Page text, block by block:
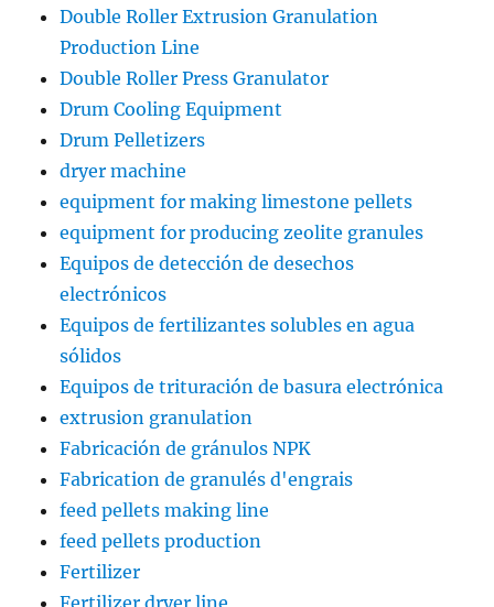
Double Roller Extrusion Granulation
Production Line
Double Roller Press Granulator
Drum Cooling Equipment
Drum Pelletizers
dryer machine
equipment for making limestone pellets
equipment for producing zeolite granules
Equipos de detección de desechos
electrónicos
Equipos de fertilizantes solubles en agua
sólidos
Equipos de trituración de basura electrónica
extrusion granulation
Fabricación de gránulos NPK
Fabrication de granulés d'engrais
feed pellets making line
feed pellets production
Fertilizer
Fertilizer dryer line